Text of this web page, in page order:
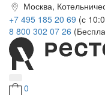
Москва,
+7 495 185 20 69 (с
8 800 302 07 26
0